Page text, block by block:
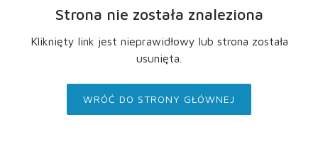
Strona nie została znaleziona
Kliknięty link jest nieprawidłowy lub strona została
usunięta.
WRÓĆ DO STRONY GŁÓWNEJ